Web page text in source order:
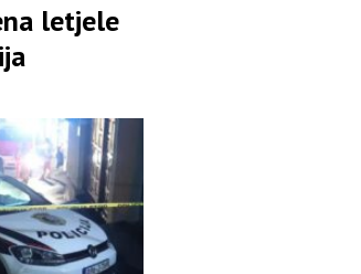
letjele